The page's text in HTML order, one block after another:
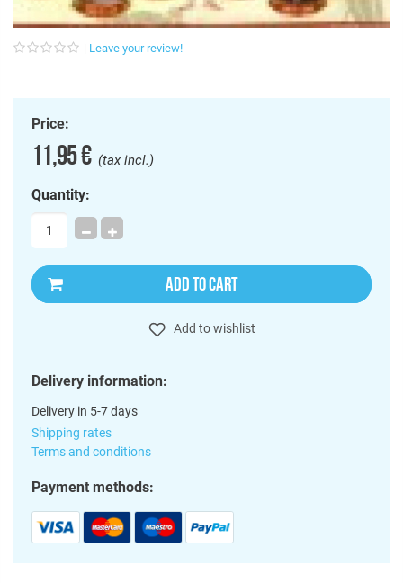
Leave your review!
Price:
11,95 €(tax incl.)
Quantity:
ADD TO CART
Add to wishlist
Delivery information:
Delivery in 5-7 days
Shipping rates
Terms and conditions
Payment methods: